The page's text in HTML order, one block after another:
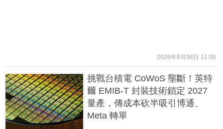
2026年8月08日 11:00
挑戰台積電 CoWoS 壟斷！英特
爾 EMIB-T 封裝技術鎖定 2027
量產，傳成本砍半吸引博通、
Meta 轉單